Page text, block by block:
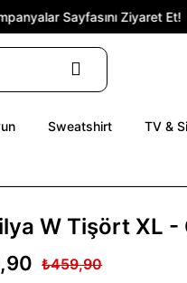
Sayfasını Ziyaret Et!
Sweatshirt TV &
W Tişört XL -
₺459,90